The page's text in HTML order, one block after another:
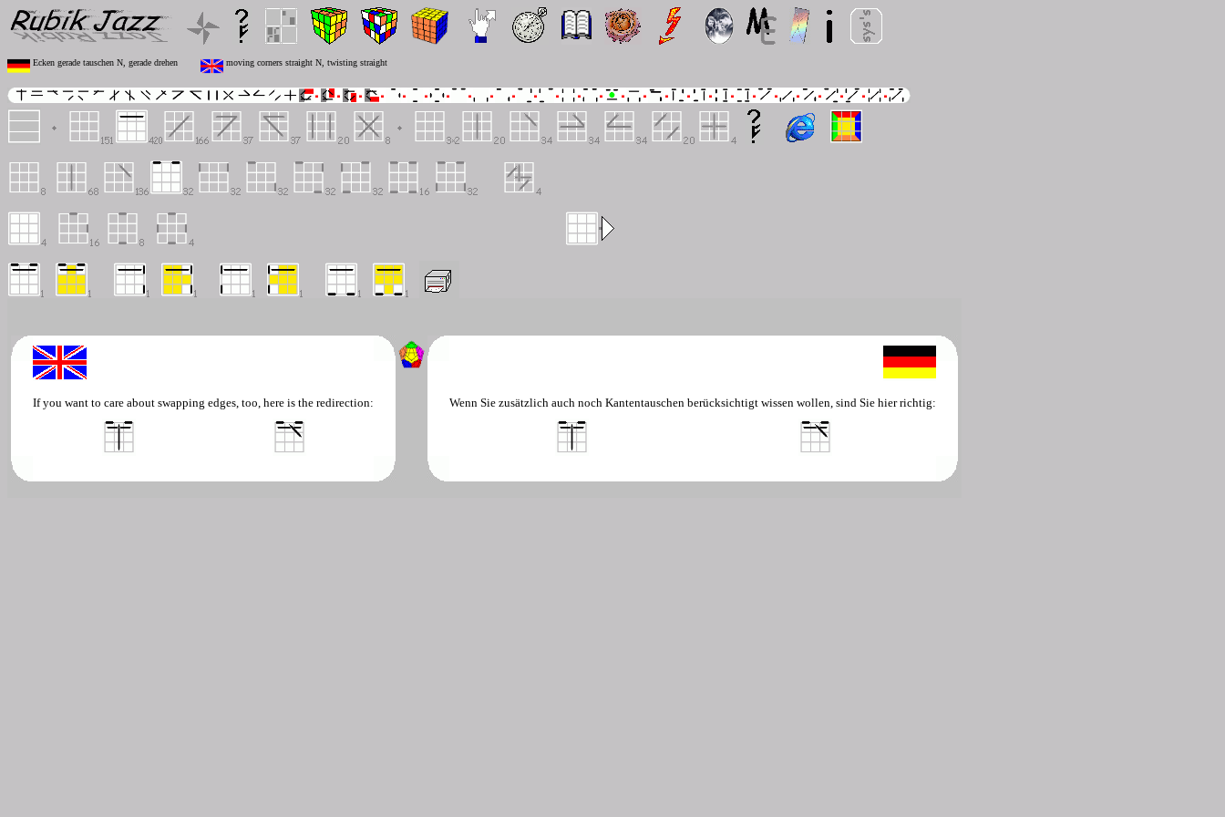
Ecken gerade tauschen N, gerade drehen moving corners straight N, twisting straight
If you want to care about swapping edges, too, here is the redirection: Wenn Sie zusätzlich auch noch Kantentauschen berücksichtigt wissen wollen, sind Sie hier richtig: